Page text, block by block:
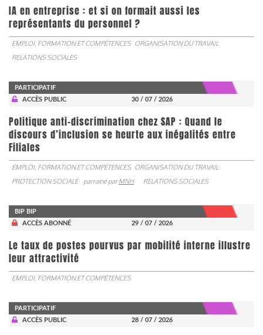
IA en entreprise : et si on formait aussi les
représentants du personnel ?
EMPLOI, FORMATION ET COMPÉTENCES ORGANISATION DU TRAVAIL
RELATIONS SOCIALES
PARTICIPATIF
ACCÈS PUBLIC
30 / 07 / 2026
Politique anti-discrimination chez SAP : Quand le
discours d’inclusion se heurte aux inégalités entre
Filiales
EMPLOI, FORMATION ET COMPÉTENCES ORGANISATION DU TRAVAIL
PROTECTION SOCIALE
parrainé parMNH RELATIONS SOCIALES
BIP BIP
ACCÈS ABONNÉ
29 / 07 / 2026
Le taux de postes pourvus par mobilité interne illustre
leur attractivité
EMPLOI, FORMATION ET COMPÉTENCES
PARTICIPATIF
ACCÈS PUBLIC
28 / 07 / 2026